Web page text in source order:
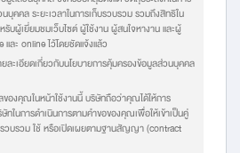
บุคคล ระยะเวลาในการเก็บรวบรวม รวมถึงสิทธิใน
บผู้เยี่ยมชมเว็บไซต์ ผู้ใช้งาน ผู้สนใจหางาน และผู้
ละ online ไว้โดยชัดแจ้งแล้ว
ยละเอียดเกี่ยวกับนโยบายการคุ้มครองข้อมูลส่วนบุคคล
งคุณในหน้าใช้งานนี้ บริษัทถือว่าคุณได้ให้การ
ในการดำเนินการตามคำขอของคุณเพื่อให้เข้าเป็นคู่
บรวม ใช้ หรือเปิดเผยตามฐานสัญญา (contract